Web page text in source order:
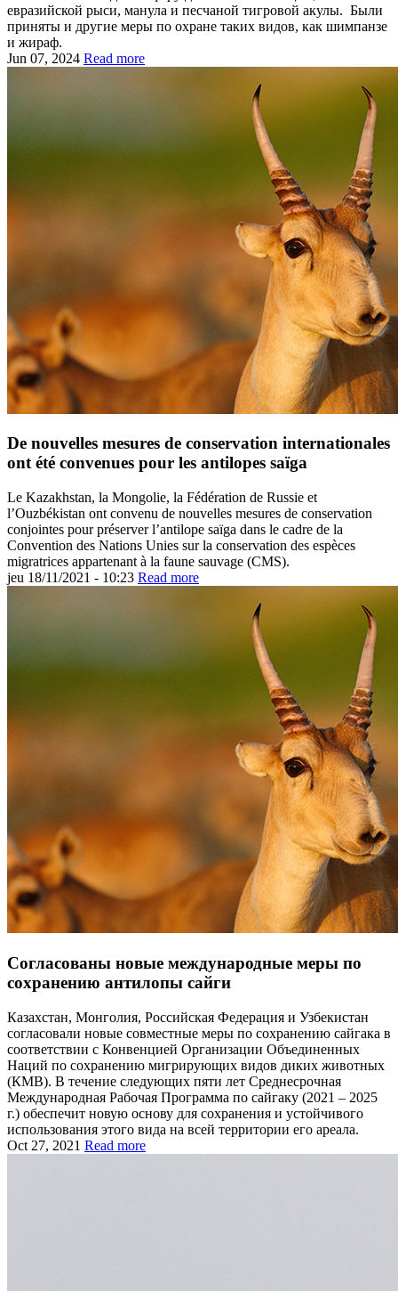
евразийской рыси, манула и песчаной тигровой акулы. Были
приняты и другие меры по охране таких видов, как шимпанзе
и жираф.
Jun 07, 2024 Read more
De nouvelles mesures de conservation internationales
ont été convenues pour les antilopes saïga
Le Kazakhstan, la Mongolie, la Fédération de Russie et
l’Ouzbékistan ont convenu de nouvelles mesures de conservation
conjointes pour préserver l’antilope saïga dans le cadre de la
Convention des Nations Unies sur la conservation des espèces
migratrices appartenant à la faune sauvage (CMS).
jeu 18/11/2021 - 10:23 Read more
Согласованы новые международные меры по
сохранению антилопы сайги
Казахстан, Монголия, Российская Федерация и Узбекистан
согласовали новые совместные меры по сохранению сайгака в
соответствии с Конвенцией Организации Объединенных
Наций по сохранению мигрирующих видов диких животных
(КМВ). В течение следующих пяти лет Среднесрочная
Международная Рабочая Программа по сайгаку (2021 – 2025
г.) обеспечит новую основу для сохранения и устойчивого
использования этого вида на всей территории его ареала.
Oct 27, 2021 Read more